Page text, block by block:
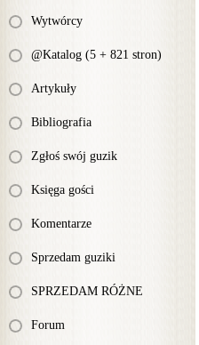
Wytwórcy
@Katalog (5 + 821 stron)
Artykuły
Bibliografia
Zgłoś swój guzik
Księga gości
Komentarze
Sprzedam guziki
SPRZEDAM RÓŻNE
Forum